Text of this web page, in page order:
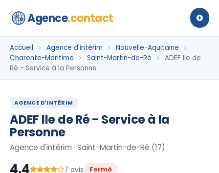
Agence.contact
Accueil Agence d'intérim
Nouvelle-Aquitaine
Charente-Maritime
Saint-Martin-de-Ré
ADEF Ile de
Ré - Service à la Personne
AGENCE D'INTÉRIM
ADEF Ile de Ré - Service à la
Personne
Agence d'intérim · Saint-Martin-de-Ré (17)
4,4 7 avis Fermé